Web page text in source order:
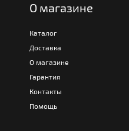
О магазине
Каталог
Доставка
О магазине
Гарантия
Контакты
Помощь